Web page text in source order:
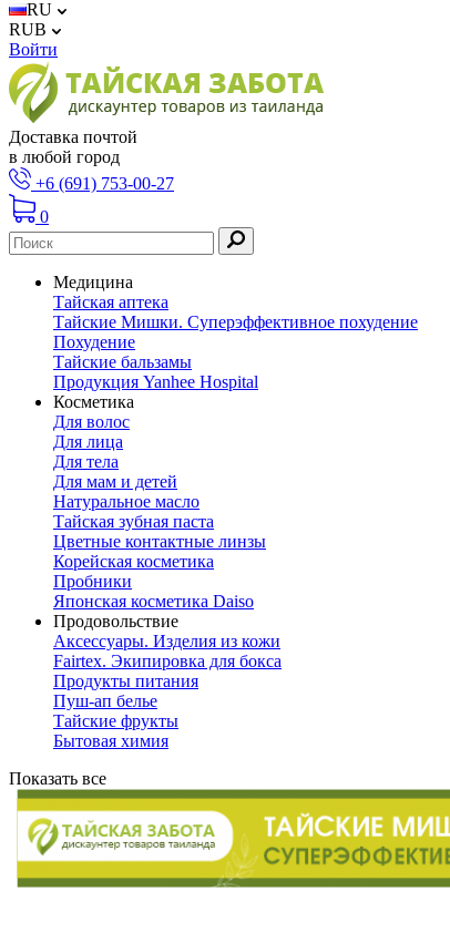
RU
RUB
Войти
Доставка почтой
в любой город
+6 (691) 753-00-27
0
Медицина
Тайская аптека
Тайские Мишки. Суперэффективное похудение
Похудение
Тайские бальзамы
Продукция Yanhee Hospital
Косметика
Для волос
Для лица
Для тела
Для мам и детей
Натуральное масло
Тайская зубная паста
Цветные контактные линзы
Корейская косметика
Пробники
Японская косметика Daiso
Продовольствие
Аксессуары. Изделия из кожи
Fairtex. Экипировка для бокса
Продукты питания
Пуш-ап белье
Тайские фрукты
Бытовая химия
Показать все